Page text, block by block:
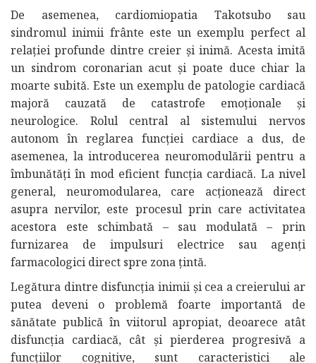
De asemenea, cardiomiopatia Takotsubo sau
sindromul inimii frânte este un exemplu perfect al
relației profunde dintre creier și inimă. Acesta imită
un sindrom coronarian acut și poate duce chiar la
moarte subită. Este un exemplu de patologie cardiacă
majoră cauzată de catastrofe emoționale și
neurologice. Rolul central al sistemului nervos
autonom în reglarea funcției cardiace a dus, de
asemenea, la introducerea neuromodulării pentru a
îmbunătăți în mod eficient funcția cardiacă. La nivel
general, neuromodularea, care acționează direct
asupra nervilor, este procesul prin care activitatea
acestora este schimbată – sau modulată – prin
furnizarea de impulsuri electrice sau agenți
farmacologici direct spre zona țintă.
Legătura dintre disfuncția inimii și cea a creierului ar
putea deveni o problemă foarte importantă de
sănătate publică în viitorul apropiat, deoarece atât
disfuncția cardiacă, cât și pierderea progresivă a
funcțiilor cognitive, sunt caracteristici ale